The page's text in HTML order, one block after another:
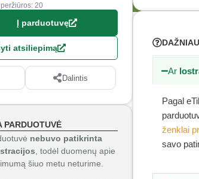
20
Į parduotuvę
atsiliepimą
Dalintis
PARDUOTUVĖ
nebuvo patikrinta
, todėl duomenų apie
šiuo metu neturime.
Ar
Pagal
ženklai
savo